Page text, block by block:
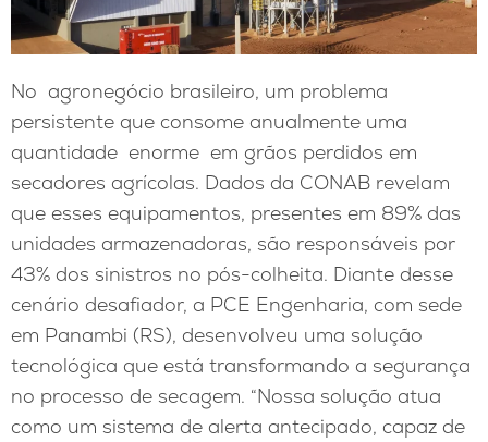
No agronegócio brasileiro, um problema
persistente que consome anualmente uma
quantidade enorme em grãos perdidos em
secadores agrícolas. Dados da CONAB revelam
que esses equipamentos, presentes em 89% das
unidades armazenadoras, são responsáveis por
43% dos sinistros no pós-colheita. Diante desse
cenário desafiador, a PCE Engenharia, com sede
em Panambi (RS), desenvolveu uma solução
tecnológica que está transformando a segurança
no processo de secagem. “Nossa solução atua
como um sistema de alerta antecipado, capaz de